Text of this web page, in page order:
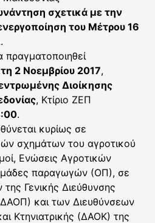
σχετικά με την
του Μέτρου 16
πραγματοποιηθεί
2 Νοεμβρίου 2017,
Διοίκησης
, Κτίριο ΖΕΠ
.
κυρίως σε
σχημάτων του αγροτικού
Ενώσεις Αγροτικών
παραγωγών (ΟΠ), σε
Γενικής Διεύθυνσης
και των Διευθύνσεων
Κτηνιατρικής (ΔΑΟΚ) της